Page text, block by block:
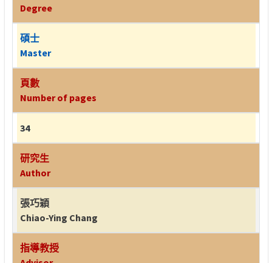
Degree
碩士
Master
頁數
Number of pages
34
研究生
Author
張巧穎
Chiao-Ying Chang
指導教授